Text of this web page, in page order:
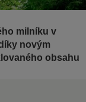
milníku v
novým
obsahu